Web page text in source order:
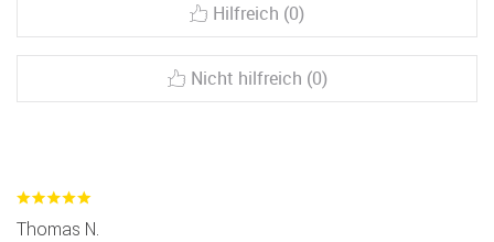
Hilfreich (0)
Nicht hilfreich (0)
Thomas N.